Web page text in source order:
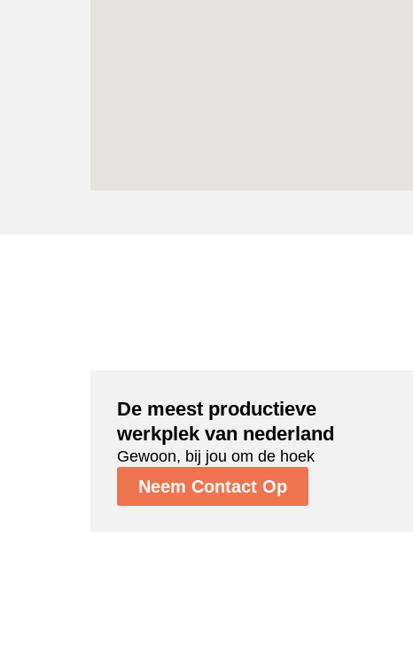
De meest productieve
werkplek van nederland
Gewoon, bij jou om de hoek
Neem Contact Op